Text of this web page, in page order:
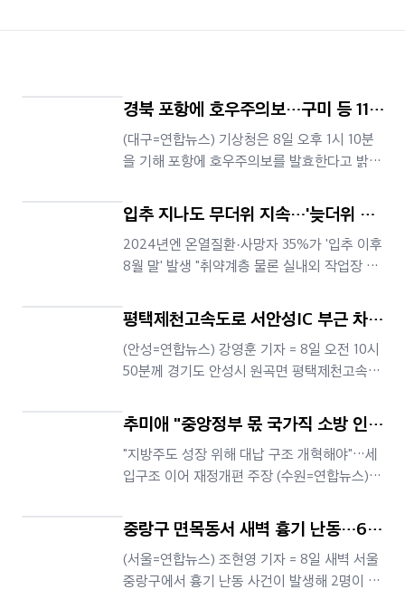
경북 포항에 호우주의보…구미 등 11곳
폭염경보 유지
(대구=연합뉴스) 기상청은 8일 오후 1시 10분
을 기해 포항에 호우주의보를 발효한다고 밝혔
2시간 강우량이 110㎜ 이상 예상될 때 발효된
다. 우산을 써도 제대로 비를 피하기 어려운 정
도다. 하천 범람 등 사고에 관한 주의가 필요하
다. 구미 등 11곳에는 폭염경보가 내려진 상태
입추 지나도 무더위 지속…'늦더위 온
열질환자' 10년 만에 3배↑
2024년엔 온열질환·사망자 35%가 '입추 이후
8월 말' 발생 "취약계층 물론 실내외 작업장 피
기후변화로 인해 늦더위가 길어지며 입추(立秋
·8월 7일) 후에도 온열질환에 시달리는 이들이
과거보다 크게 늘어난 것으로 파악됐다. 8일 행
정안전부 국립재난안전연구원이 2011∼2025
평택제천고속도로 서안성IC 부근 차량
화재…1명 부상
(안성=연합뉴스) 강영훈 기자 = 8일 오전 10시
50분께 경기도 안성시 원곡면 평택제천고속도
성 A씨가 몰던 승용차가 갓길 가드레일을 들이
받고 불이 났다. A씨는 사고 후 스스로 대피했
으나, 가슴 부위 등을 다쳐 병원으로 옮겨졌다.
불은 소방당국에 의해 30여분 만에 진화됐다.
추미애 "중앙정부 몫 국가직 소방 인건
비, 경기도가 1조원 부담"
"지방주도 성장 위해 대납 구조 개혁해야"…세
입구조 이어 재정개편 주장 (수원=연합뉴스)
직 소방공무원 인건비의 대부분을 경기도가 부
담하고 있다"며 대납 구조의 개혁을 주장했다.
추 지사는 이날 페이스북에 글을 올려 "국가직
인건비는 중앙정부 몫인데 현실은 정반대다.
중랑구 면목동서 새벽 흉기 난동…60
대 남성 2명 사망
(서울=연합뉴스) 조현영 기자 = 8일 새벽 서울
중랑구에서 흉기 난동 사건이 발생해 2명이 숨